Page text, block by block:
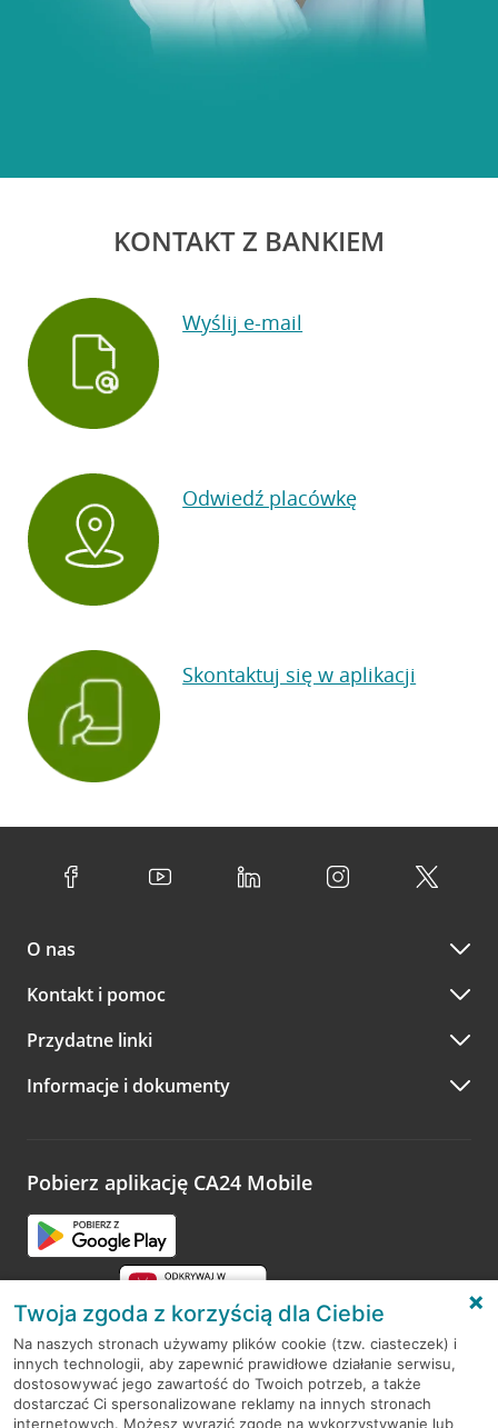
KONTAKT Z BANKIEM
Wyślij e-mail
Odwiedź placówkę
Skontaktuj się w aplikacji
O nas
Kontakt i pomoc
Przydatne linki
Informacje i dokumenty
Pobierz aplikację CA24 Mobile
RODO
Regulamin serwisu
Twoja zgoda z korzyścią dla Ciebie
Na naszych stronach używamy plików cookie (tzw. ciasteczek) i
innych technologii, aby zapewnić prawidłowe działanie serwisu,
dostosowywać jego zawartość do Twoich potrzeb, a także
dostarczać Ci spersonalizowane reklamy na innych stronach
internetowych. Możesz wyrazić zgodę na wykorzystywanie lub